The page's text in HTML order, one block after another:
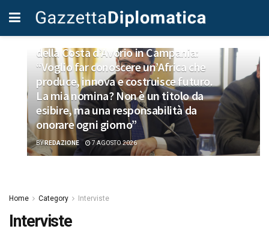
INTERVISTE
Alessandro Iovino, Console Onorario
della Costa d’Avorio in Campania:
“Voglio far conoscere un’Africa che
produce, innova e costruisce futuro.
La mia nomina? Non è un titolo da
esibire, ma una responsabilità da
onorare ogni giorno”
BY REDAZIONE 7 AGOSTO 2026
Home Category Interviste
Interviste